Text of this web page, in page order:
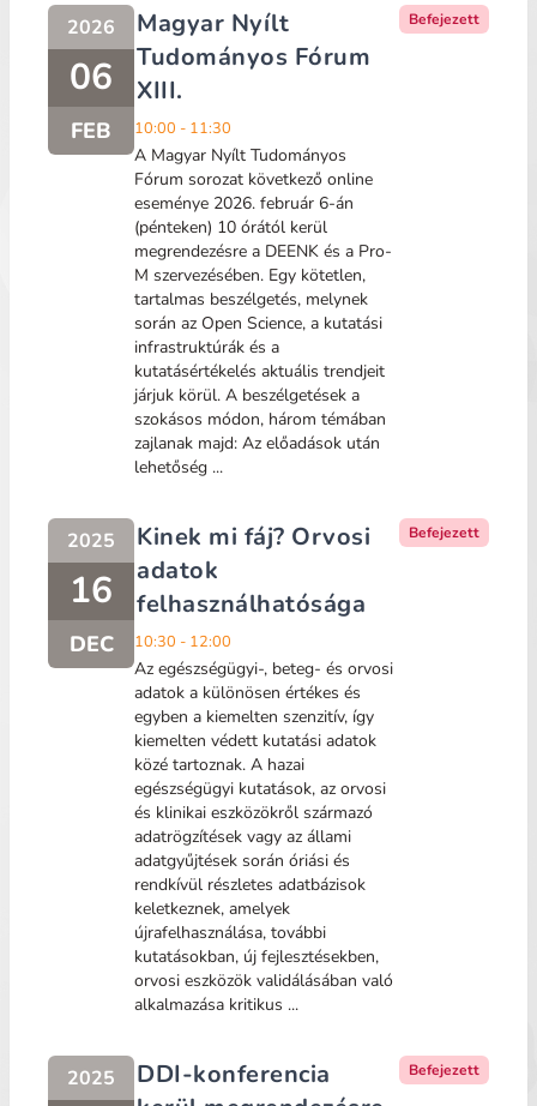
2026
06
FEB
Magyar Nyílt
Tudományos Fórum
XIII.
10:00 - 11:30
A Magyar Nyílt Tudományos
Fórum sorozat következő online
eseménye 2026. február 6-án
(pénteken) 10 órától kerül
megrendezésre a DEENK és a Pro-
M szervezésében. Egy kötetlen,
tartalmas beszélgetés, melynek
során az Open Science, a kutatási
infrastruktúrák és a
kutatásértékelés aktuális trendjeit
járjuk körül. A beszélgetések a
szokásos módon, három témában
zajlanak majd: Az előadások után
lehetőség ...
Befejezett
2025
16
DEC
Kinek mi fáj? Orvosi
adatok
felhasználhatósága
10:30 - 12:00
Az egészségügyi-, beteg- és orvosi
adatok a különösen értékes és
egyben a kiemelten szenzitív, így
kiemelten védett kutatási adatok
közé tartoznak. A hazai
egészségügyi kutatások, az orvosi
és klinikai eszközökről származó
adatrögzítések vagy az állami
adatgyűjtések során óriási és
rendkívül részletes adatbázisok
keletkeznek, amelyek
újrafelhasználása, további
kutatásokban, új fejlesztésekben,
orvosi eszközök validálásában való
alkalmazása kritikus ...
Befejezett
2025
DDI-konferencia
Befejezett